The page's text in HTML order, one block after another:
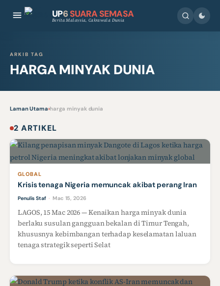
UP6 SUARA SEMASA
Berita Malaysia, Cakrawala Dunia
ARKIB TAG
HARGA MINYAK DUNIA
Laman Utama›harga minyak dunia
2 ARTIKEL
GLOBAL
Krisis tenaga Nigeria memuncak akibat perang Iran
Penulis Staf · Mac 15, 2026
LAGOS, 15 Mac 2026 — Kenaikan harga minyak dunia
berlaku susulan gangguan bekalan di Timur Tengah,
khususnya kebimbangan terhadap keselamatan laluan
tenaga strategik seperti Selat